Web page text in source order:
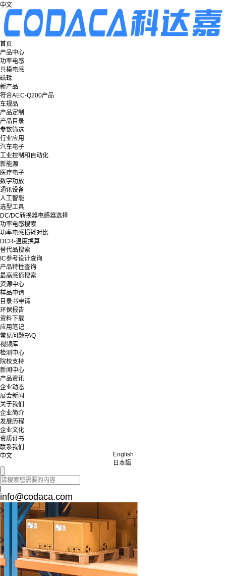
中文
首页
产品中心
功率电感
共模电感
磁珠
新产品
符合AEC-Q200产品
车规品
产品定制
产品目录
参数筛选
行业应用
汽车电子
工业控制和自动化
新能源
医疗电子
数字功放
通讯设备
人工智能
选型工具
DC/DC转换器电感器选择
功率电感搜索
功率电感损耗对比
DCR-温度换算
替代品搜索
IC参考设计查询
产品特性查询
最高感值搜索
资源中心
样品申请
目录书申请
环保报告
资料下载
应用笔记
常见问题FAQ
视频库
检测中心
院校支持
新闻中心
产品资讯
企业动态
展会新闻
关于我们
企业简介
发展历程
企业文化
资质证书
联系我们
中文
English
日本語
|
info@codaca.com